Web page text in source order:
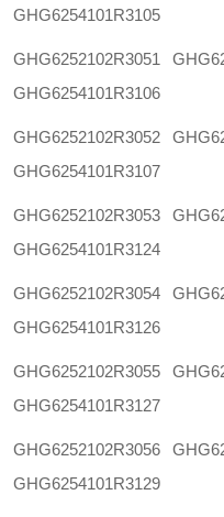
GHG6254101R3105
GHG6252102R3051
GHG6254101R3106
GHG6252102R3052
GHG6254101R3107
GHG6252102R3053
GHG6254101R3124
GHG6252102R3054
GHG6254101R3126
GHG6252102R3055
GHG6254101R3127
GHG6252102R3056
GHG6254101R3129